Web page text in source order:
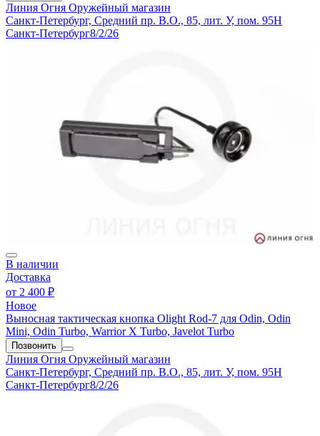
Линия Огня Оружейный магазин
Санкт-Петербург, Средний пр. В.О., 85, лит. У, пом. 95Н
Санкт-Петербург8/2/26
В наличии
Доставка
от 2 400 ₽
Новое
Выносная тактическая кнопка Olight Rod-7 для Odin, Odin
Mini, Odin Turbo, Warrior X Turbo, Javelot Turbo
Позвонить
Линия Огня Оружейный магазин
Санкт-Петербург, Средний пр. В.О., 85, лит. У, пом. 95Н
Санкт-Петербург8/2/26